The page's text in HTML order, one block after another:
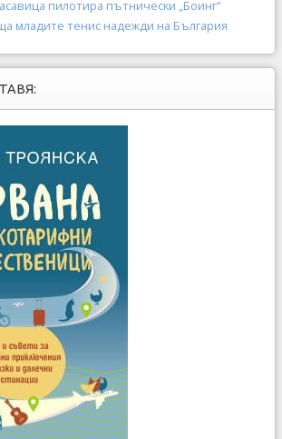
пилотира пътнически „Боинг“
младите тенис надежди на България